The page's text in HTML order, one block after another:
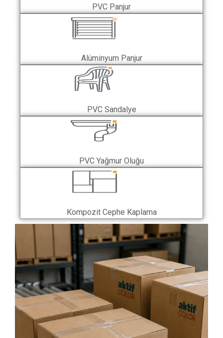
PVC Panjur
Alüminyum Panjur
PVC Sandalye
PVC Yağmur Oluğu
Kompozit Cephe Kaplama